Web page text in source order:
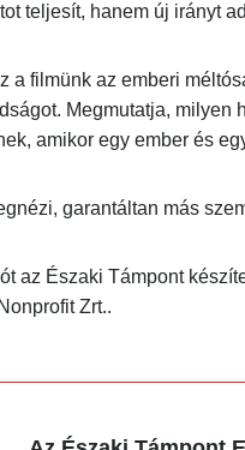
teljesít, hanem új irányt
a filmünk az emberi
Megmutatja, milyen
amikor egy ember és
garantáltan más
az Északi Támpont
Zrt..